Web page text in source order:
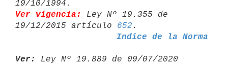
Ver vigencia:
Ley Nº 19.355 de
19/12/2015 artículo 652
Indice de la Norma
Ver:
Ley Nº 19.889 de 09/07/2020